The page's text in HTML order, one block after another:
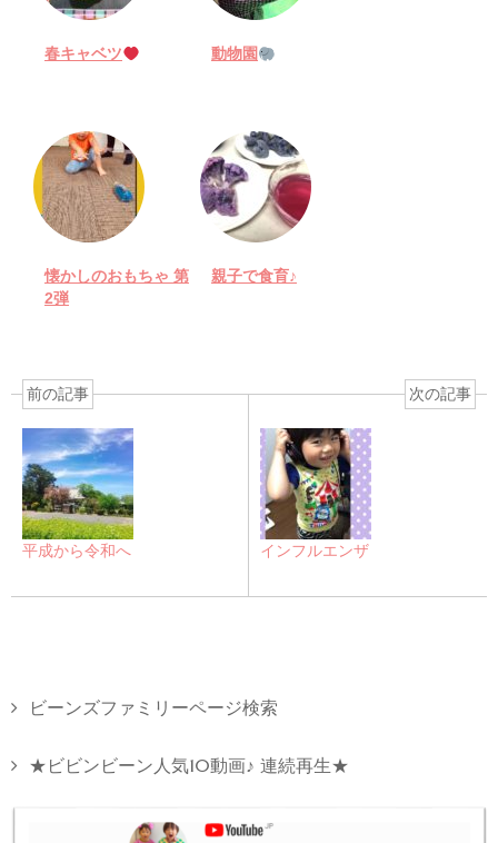
春キャベツ 動物園
懐かしのおもちゃ 第
2弾
親子で食育♪
前の記事
平成から令和へ
次の記事
インフルエンザ
ビーンズファミリーページ検索
★ビビンビーン人気10動画♪ 連続再生★